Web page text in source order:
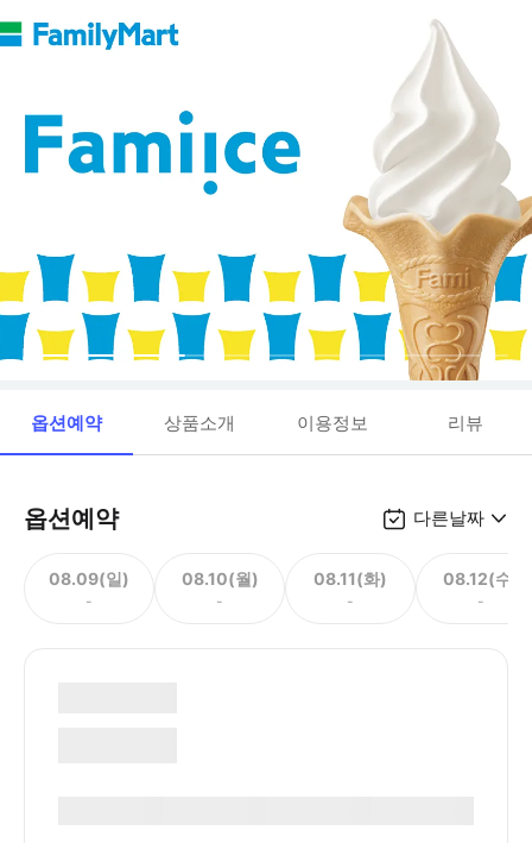
옵션예약 상품소개 이용정보 리뷰
옵션예약 다른날짜
08.09(일)
-
08.10(월)
-
08.11(화)
-
08.12(수)
-